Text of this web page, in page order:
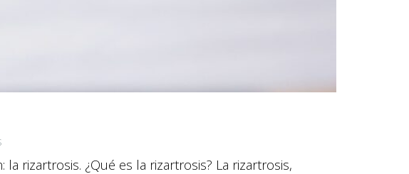
rizartrosis. ¿Qué es la rizartrosis? La rizartrosis,